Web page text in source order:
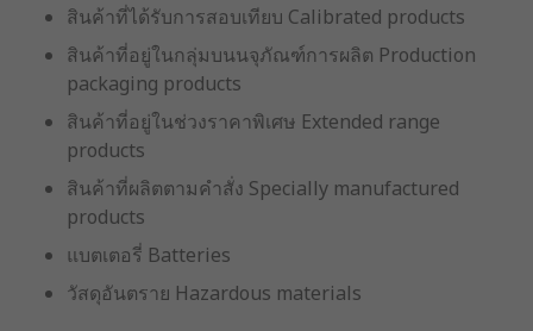
สินค้าที่ได้รับการสอบเทียบ Calibrated products
สินค้าที่อยู่ในกลุ่มบนนจุภัณฑ์การผลิต Production
packaging products
สินค้าที่อยู่ในช่วงราคาพิเศษ Extended range
products
สินค้าที่ผลิตตามคำสั่ง Specially manufactured
products
แบตเตอรี่ Batteries
วัสดุอันตราย Hazardous materials